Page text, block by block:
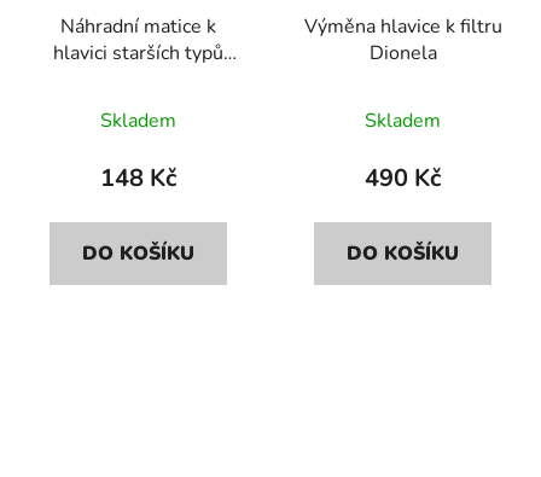
Náhradní matice k
hlavici starších typů
Skladem
148 Kč
DO KOŠÍKU
Výměna hlavice k filtru
Dionela
Skladem
490 Kč
DO KOŠÍKU